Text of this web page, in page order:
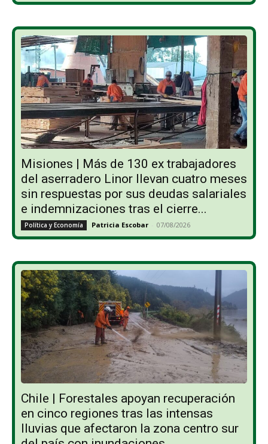
Misiones | Más de 130 ex trabajadores
del aserradero Linor llevan cuatro meses
sin respuestas por sus deudas salariales
e indemnizaciones tras el cierre...
Política y Economía Patricia Escobar - 07/08/2026
Chile | Forestales apoyan recuperación
en cinco regiones tras las intensas
lluvias que afectaron la zona centro sur